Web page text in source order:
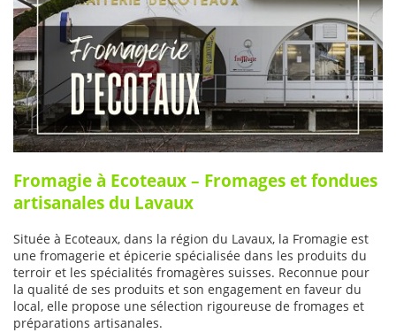
Fromagie à Ecoteaux – Fromages et fondues
artisanales du Lavaux
Située à Ecoteaux, dans la région du Lavaux, la Fromagie est
une fromagerie et épicerie spécialisée dans les produits du
terroir et les spécialités fromagères suisses. Reconnue pour
la qualité de ses produits et son engagement en faveur du
local, elle propose une sélection rigoureuse de fromages et
préparations artisanales.